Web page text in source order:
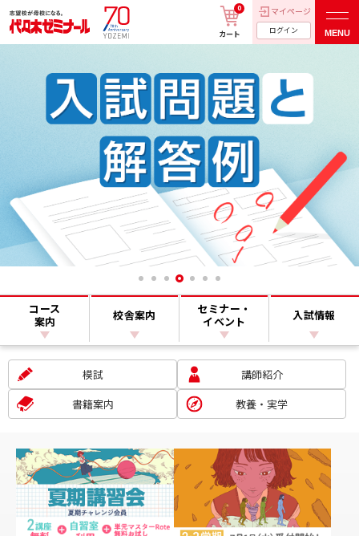
カート
0 マイページ
ログイン MENU
コース
案内
校舎案内
セミナー・
イベント
入試情報
模試
講師紹介
書籍案内
教養・実学